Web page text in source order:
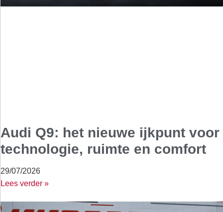
Audi Q9: het nieuwe ijkpunt voor
technologie, ruimte en comfort
29/07/2026
Lees verder »